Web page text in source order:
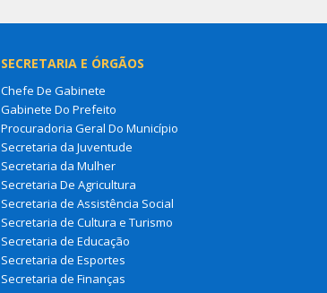
SECRETARIA E ÓRGÃOS
Chefe De Gabinete
Gabinete Do Prefeito
Procuradoria Geral Do Município
Secretaria da Juventude
Secretaria da Mulher
Secretaria De Agricultura
Secretaria de Assistência Social
Secretaria de Cultura e Turismo
Secretaria de Educação
Secretaria de Esportes
Secretaria de Finanças